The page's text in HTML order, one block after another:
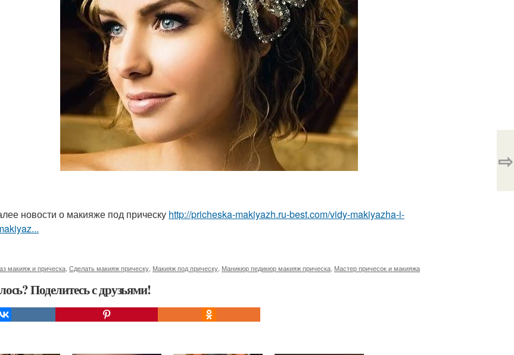
новости о макияже под прическу http://pricheska-makiyazh.ru-best.com/vidy-makiyazha-i-
макияж и прическа Сделать макияж прическу Макияж под прическу Маникюр педикюр макияж прическа Мастер причесок и макияжа
Поделитесь с друзьями!
⇨